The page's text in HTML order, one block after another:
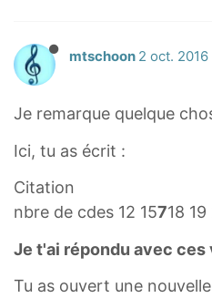
2
1
3
)
2
\
f
r
a
=
\
f
a
c
{
3
2
mtschoon 2 oct. 2016
Je remarque quelque
Ici, tu as écrit :
Citation
nbre de cdes 12 15718 19
Je t'ai répondu avec ces
Tu as ouvert une